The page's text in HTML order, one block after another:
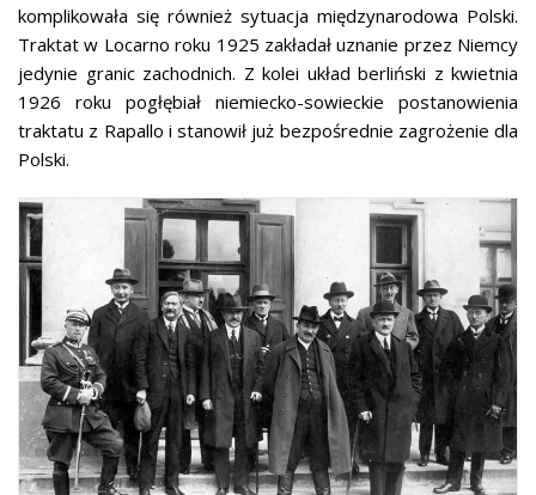
komplikowała się również sytuacja międzynarodowa Polski.
Traktat w Locarno roku 1925 zakładał uznanie przez Niemcy
jedynie granic zachodnich. Z kolei układ berliński z kwietnia
1926 roku pogłębiał niemiecko-sowieckie postanowienia
traktatu z Rapallo i stanowił już bezpośrednie zagrożenie dla
Polski.